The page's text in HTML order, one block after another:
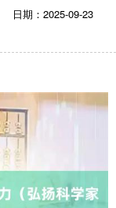
日期：2025-09-23